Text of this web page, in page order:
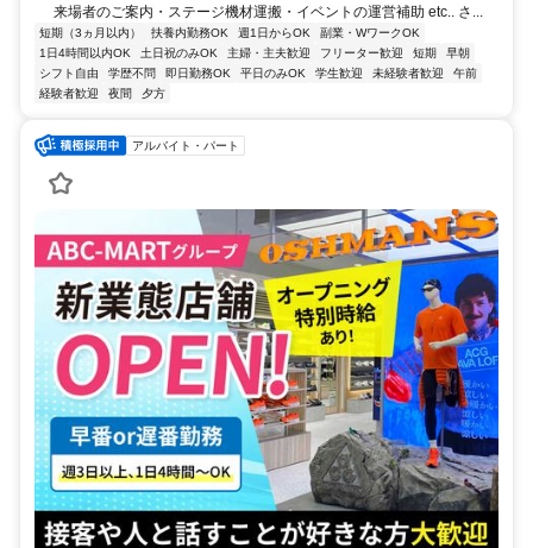
来場者のご案内・ステージ機材運搬・イベントの運営補助 etc.. さ...
短期（3ヵ月以内） 扶養内勤務OK 週1日からOK
副業・WワークOK
1日4時間以内OK
土日祝のみOK 主婦・主夫歓迎 フリーター歓迎 短期
早朝
シフト自由
学歴不問 即日勤務OK 平日のみOK 学生歓迎 未経験者歓迎
午前
経験者歓迎
夜間 夕方
アルバイト・パート